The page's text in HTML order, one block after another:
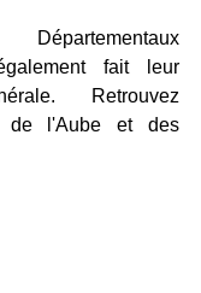
fait leur
Retrouvez
de l'Aube et des